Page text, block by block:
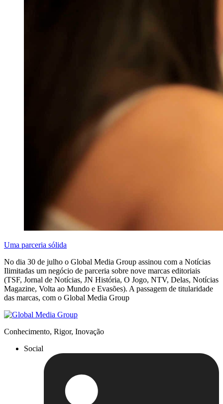
Uma parceria sólida
No dia 30 de julho o Global Media Group assinou com a Notícias
Ilimitadas um negócio de parceria sobre nove marcas editoriais
(TSF, Jornal de Notícias, JN História, O Jogo, NTV, Delas, Notícias
Magazine, Volta ao Mundo e Evasões). A passagem de titularidade
das marcas, com o Global Media Group
Conhecimento, Rigor, Inovação
Social